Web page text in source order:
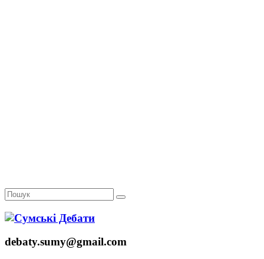
debaty.sumy@gmail.com